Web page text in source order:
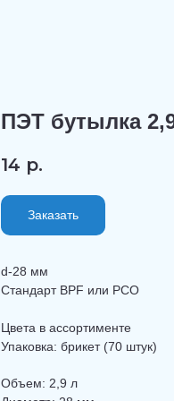
ПЭТ бутылка
14 р.
Заказать
d-28 мм
Стандарт BPF или PCO
Цвета в ассортименте
Упаковка: брикет (70 штук)
Объем: 2,9 л